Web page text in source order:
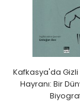
Kafkasya'da
Hayranı: Bir